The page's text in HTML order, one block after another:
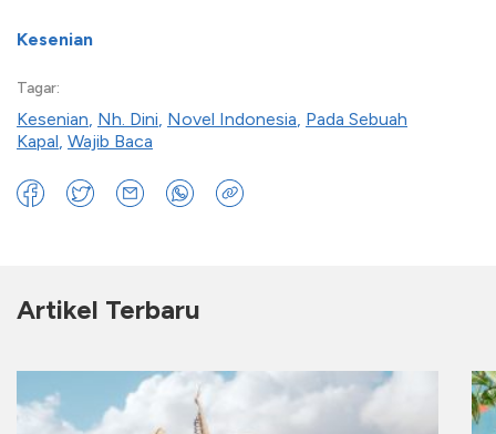
Kesenian
Tagar:
Kesenian, Nh. Dini, Novel Indonesia, Pada Sebuah
Kapal, Wajib Baca
Artikel Terbaru